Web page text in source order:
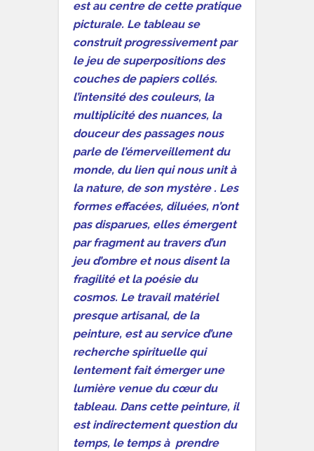
est au centre de cette pratique
picturale. Le tableau se
construit progressivement par
le jeu de superpositions des
couches de papiers collés.
l’intensité des couleurs, la
multiplicité des nuances, la
douceur des passages nous
parle de l’émerveillement du
monde, du lien qui nous unit à
la nature, de son mystère . Les
formes effacées, diluées, n’ont
pas disparues, elles émergent
par fragment au travers d’un
jeu d’ombre et nous disent la
fragilité et la poésie du
cosmos. Le travail matériel
presque artisanal, de la
peinture, est au service d’une
recherche spirituelle qui
lentement fait émerger une
lumière venue du cœur du
tableau. Dans cette peinture, il
est indirectement question du
temps, le temps à prendre